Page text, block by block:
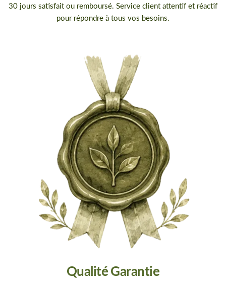
30 jours satisfait ou remboursé. Service client attentif et réactif
pour répondre à tous vos besoins.
Qualité Garantie